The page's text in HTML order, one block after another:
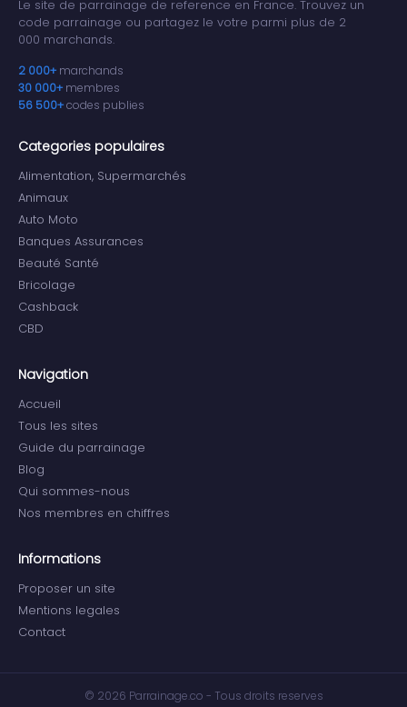
Le site de parrainage de reference en France. Trouvez un
code parrainage ou partagez le votre parmi plus de 2
000 marchands.
2 000+ marchands
30 000+ membres
56 500+codes publies
Categories populaires
Alimentation, Supermarchés
Animaux
Auto Moto
Banques Assurances
Beauté Santé
Bricolage
Cashback
CBD
Navigation
Accueil
Tous les sites
Guide du parrainage
Blog
Qui sommes-nous
Nos membres en chiffres
Informations
Proposer un site
Mentions legales
Contact
© 2026 Parrainage.co - Tous droits reserves